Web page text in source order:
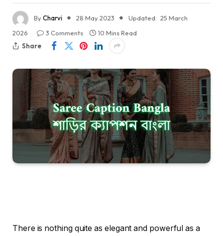
ByCharvi 28 May 2023 Updated: 25 March
2026
3 Comments
10 Mins Read
Share
There is nothing quite as elegant and powerful as a